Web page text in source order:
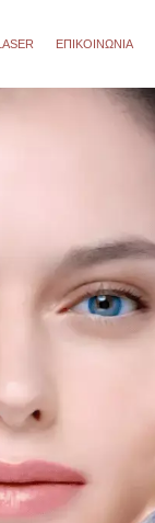
ΕΠΙΚΟΙΝΩΝΙΑ